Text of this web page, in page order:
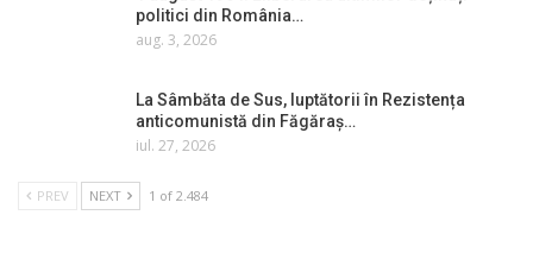
politici din România…
aug. 3, 2026
La Sâmbăta de Sus, luptătorii în Rezistența
anticomunistă din Făgăraș…
iul. 27, 2026
PREV NEXT 1 of 2.484